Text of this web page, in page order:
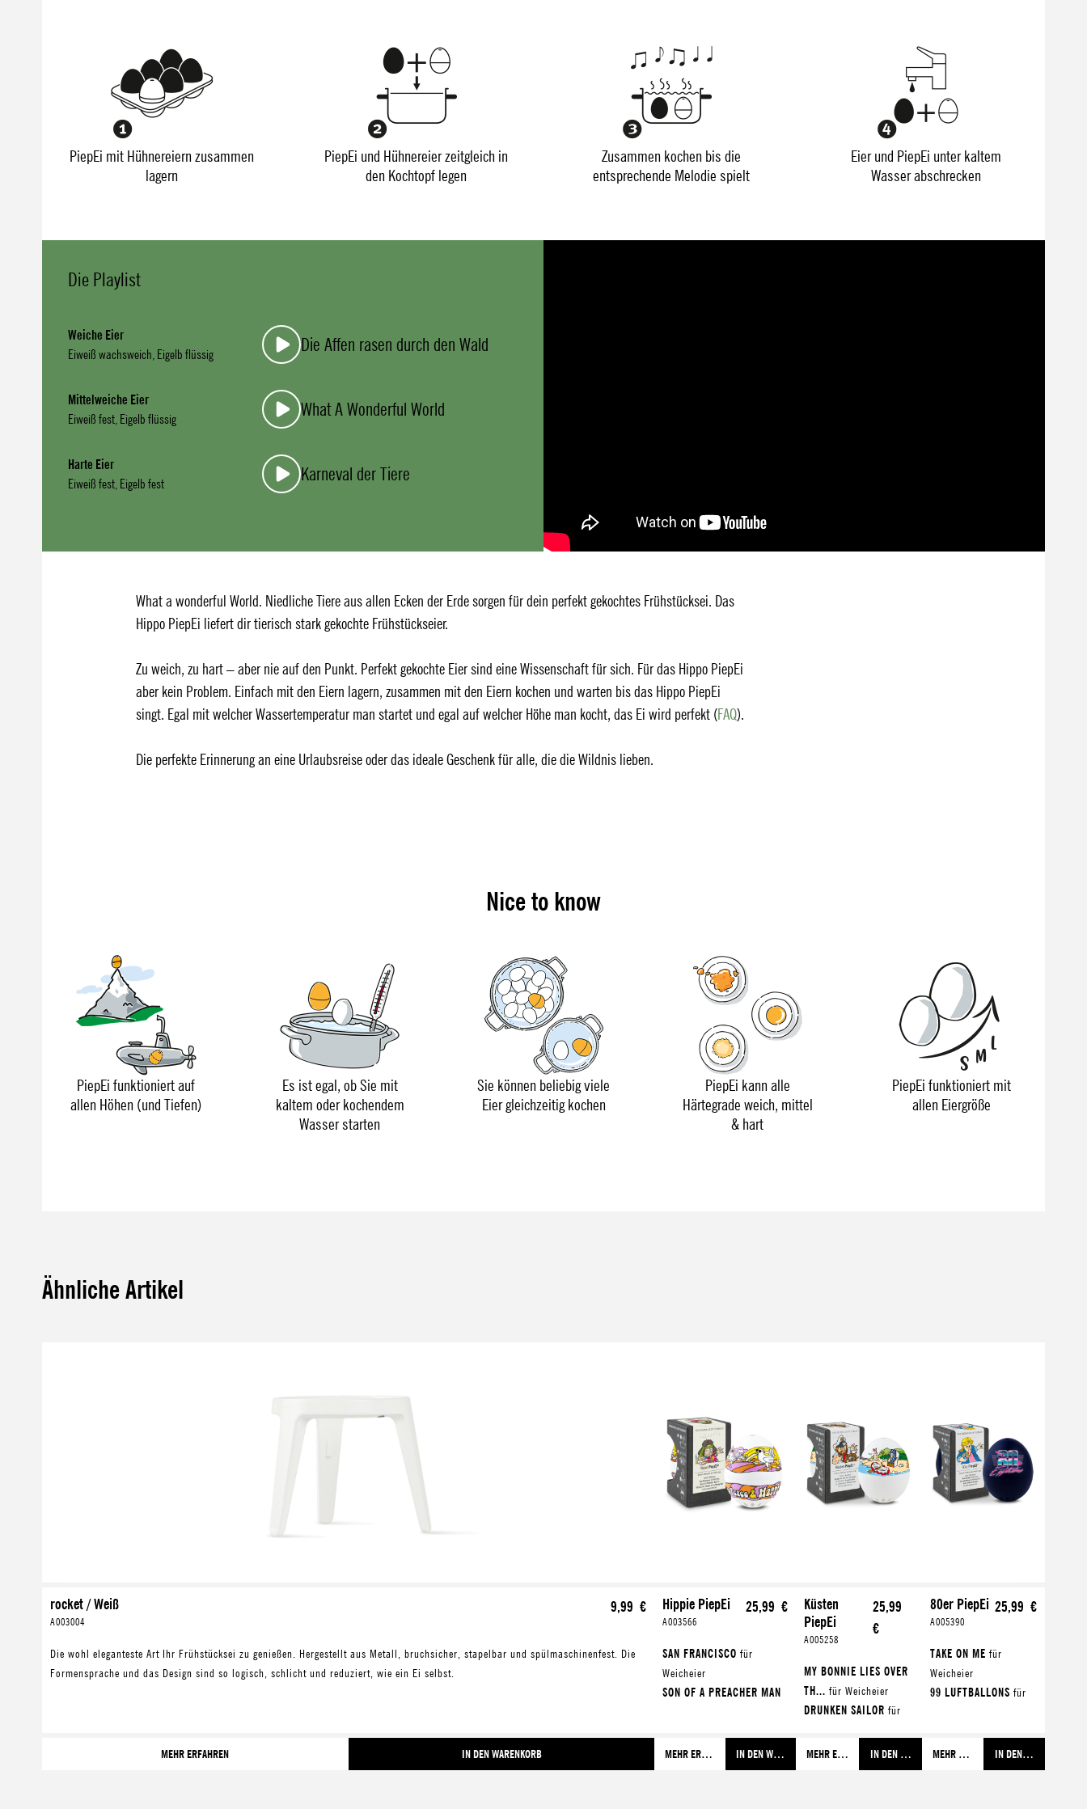
PiepEi mit Hühnereiern zusammen
lagern
PiepEi und Hühnereier zeitgleich in
den Kochtopf legen
Zusammen kochen bis die
entsprechende Melodie spielt
Eier und PiepEi unter kaltem
Wasser abschrecken
Die Playlist
Weiche Eier
Eiweiß wachsweich, Eigelb flüssig Die Affen rasen durch den Wald
Mittelweiche Eier
Eiweiß fest, Eigelb flüssig What A Wonderful World
Harte Eier
Eiweiß fest, Eigelb fest Karneval der Tiere
What a wonderful World. Niedliche Tiere aus allen Ecken der Erde sorgen für dein perfekt gekochtes Frühstücksei. Das
Hippo PiepEi liefert dir tierisch stark gekochte Frühstückseier.
Zu weich, zu hart – aber nie auf den Punkt. Perfekt gekochte Eier sind eine Wissenschaft für sich. Für das Hippo PiepEi
aber kein Problem. Einfach mit den Eiern lagern, zusammen mit den Eiern kochen und warten bis das Hippo PiepEi
singt. Egal mit welcher Wassertemperatur man startet und egal auf welcher Höhe man kocht, das Ei wird perfekt (FAQ).
Die perfekte Erinnerung an eine Urlaubsreise oder das ideale Geschenk für alle, die die Wildnis lieben.
Nice to know
PiepEi funktioniert auf
allen Höhen (und Tiefen)
Es ist egal, ob Sie mit
kaltem oder kochendem
Wasser starten
Sie können beliebig viele
Eier gleichzeitig kochen
PiepEi kann alle
Härtegrade weich, mittel
& hart
PiepEi funktioniert mit
allen Eiergröße
Ähnliche Artikel
rocket / Weiß
A003004
9,99 €
Die wohl eleganteste Art Ihr Frühstücksei zu genießen. Hergestellt aus Metall, bruchsicher, stapelbar und spülmaschinenfest. Die
Formensprache und das Design sind so logisch, schlicht und reduziert, wie ein Ei selbst.
MEHR ERFAHREN IN DEN WARENKORB
Hippie PiepEi
A003566
25,99 €
SAN FRANCISCOfür
Weicheier
SON OF A PREACHER MAN
SUN für harte Eier
MEHR ERFAHREN IN DEN WARENKORB
Küsten
PiepEi
A005258
25,99
€
MY BONNIE LIES OVER
TH... für Weicheier
DRUNKEN SAILOR für
ROLLING HOME für
MEHR ERFAHREN IN DEN WARENKORB
80er PiepEi
A005390
25,99 €
TAKE ON MEfür
Weicheier
99 LUFTBALLONSfür
ENOUGH
für harte Eier
MEHR ERFAHREN IN DEN WARENKORB